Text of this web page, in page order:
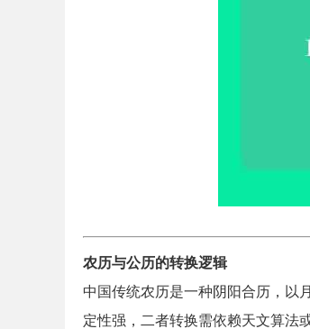
农历与公历的转换逻辑
中国传统农历是一种阴阳合历，以
定性强，二者转换需依赖天文算法